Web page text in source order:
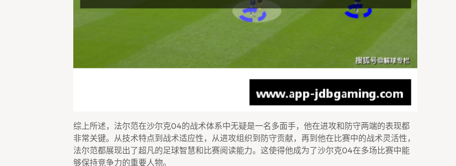
综上所述，法尔范在沙尔克04的战术体系中无疑是一名多面手，他在进攻和防守两端的表现都
非常关键。从技术特点到战术适应性，从进攻组织到防守贡献，再到他在比赛中的战术灵活性，
法尔范都展现出了超凡的足球智慧和比赛阅读能力。这使得他成为了沙尔克04在多场比赛中能
够保持竞争力的重要人物。